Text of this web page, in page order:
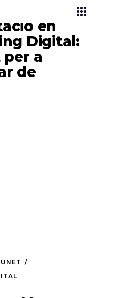
en
Digital:
per a
de